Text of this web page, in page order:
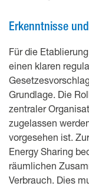
Erkenntnisse
Für die
einen klaren
Grundlage. Die
zentraler
zugelassen
vorgesehen ist.
Energy Sharing
räumlichen
Verbrauch. Dies